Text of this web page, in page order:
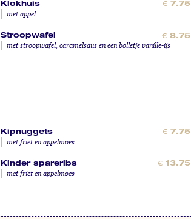
Klokhuis € 7.75
met appel
Stroopwafel € 8.75
met stroopwafel, caramelsaus en een bolletje vanille-ijs
Kipnuggets € 7.75
met friet en appelmoes
Kinder spareribs € 13.75
met friet en appelmoes